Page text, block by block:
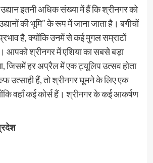
इतनी अधिक संख्या में हैं कि श्रीनगर को
की भूमि” के रूप में जाना जाता है। बगीचों
है, क्योंकि उनमें से कई मुगल सम्राटों
आपको श्रीनगर में एशिया का सबसे बड़ा
जिसमें हर अप्रैल में एक ट्यूलिप उत्सव होता
उत्साही हैं, तो श्रीनगर घूमने के लिए एक
वहाँ कई कोर्स हैं। श्रीनगर के कई आकर्षण